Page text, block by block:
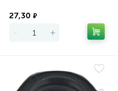
27,30 ₽
- +